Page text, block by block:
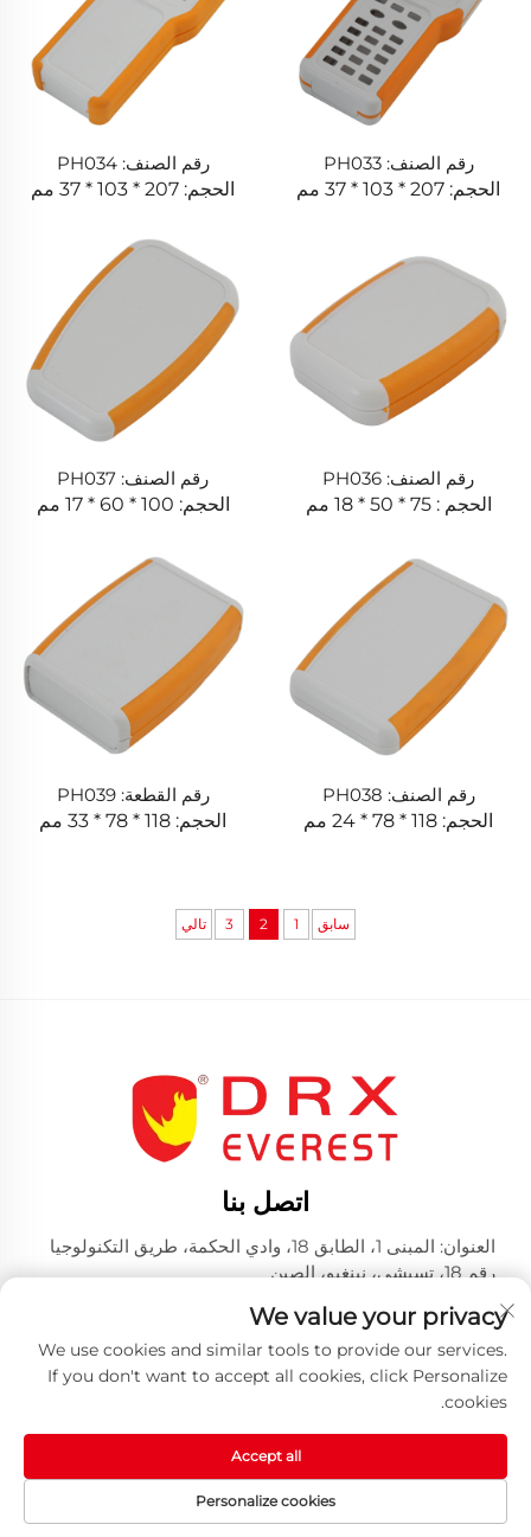
رقم الصنف: PH033
الحجم: 207 * 103 * 37 مم
رقم الصنف: PH034
الحجم: 207 * 103 * 37 مم
رقم الصنف: PH036
الحجم : 75 * 50 * 18 مم
رقم الصنف: PH037
الحجم: 100 * 60 * 17 مم
رقم الصنف: PH038
الحجم: 118 * 78 * 24 مم
رقم القطعة: PH039
الحجم: 118 * 78 * 33 مم
سابق 1
2
3 تالي
اتصل بنا
العنوان: المبنى 1، الطابق 18، وادي الحكمة، طريق التكنولوجيا
رقم 18، تسيشي، نينغبو، الصين
الهاتف:+86-574-23660321
بريد إلكتروني:[email protected]
حقوق النشر © 2025 من قبل شركة هوانغ شان دريكس للصناعات
المحدودة -سياسة الخصوصية
We value your privacy
We use cookies and similar tools to provide our services.
If you don't want to accept all cookies, click Personalize
cookies.
Personalize cookies
Accept all